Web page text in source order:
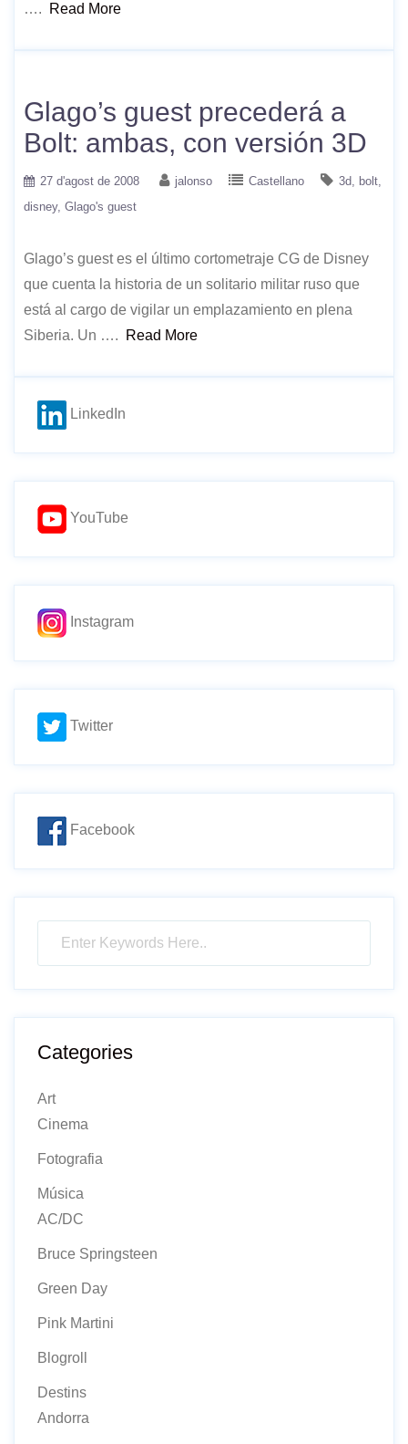
…. Read More
Glago’s guest precederá a
Bolt: ambas, con versión 3D
27 d'agost de 2008 jalonso Castellano 3d
bolt
disney Glago's guest
Glago’s guest es el último cortometraje CG de Disney
que cuenta la historia de un solitario militar ruso que
está al cargo de vigilar un emplazamiento en plena
Siberia. Un ….
Read More
LinkedIn
YouTube
Instagram
Twitter
Facebook
Categories
Art
Cinema
Fotografia
Música
AC/DC
Bruce Springsteen
Green Day
Pink Martini
Blogroll
Destins
Andorra